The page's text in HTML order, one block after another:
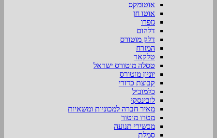
אוטומקס
אוטו חן
גזפרו
דלהום
דלק מוטורס
המזרח
טלקאר
טסלה מוטורס ישראל
יוניון מוטורס
קבוצת כדורי
כלמוביל
לובינסקי
מאיר חברה למכוניות ומשאיות
מטרו מוטור
מכשירי תנועה
סמלת